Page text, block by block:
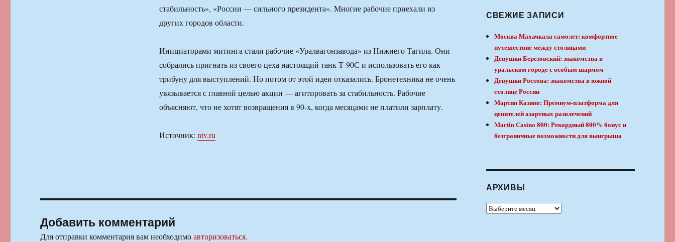
стабильность», «России — сильного президента». Многие рабочие приехали из
других городов области.
Инициаторами митинга стали рабочие «Уралвагонзавода» из Нижнего Тагила. Они
собрались пригнать из своего цеха настоящий танк Т-90С и использовать его как
трибуну для выступлений. Но потом от этой идеи отказались. Бронетехника не очень
увязывается с главной целью акции — агитировать за стабильность. Рабочие
объясняют, что не хотят возвращения в 90-х, когда месяцами не платили зарплату.
Источник: ntv.ru
Добавить комментарий
Для отправки комментария вам необходимоавторизоваться.
СВЕЖИЕ ЗАПИСИ
Москва Махачкала самолет: комфортное
путешествие между столицами
Девушки Березовский: знакомства в
уральском городе с особым шармом
Девушки Ростова: знакомства в южной
столице России
Мартин Казино: Премиум-платформа для
ценителей азартных развлечений
Martin Casino 800: Рекордный 800% бонус и
безграничные возможности для выигрыша
АРХИВЫ
Архивы